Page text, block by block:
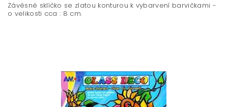
Závěsné sklíčko se zlatou konturou k vybarvení barvičkami -
o velikosti cca : 8 cm.